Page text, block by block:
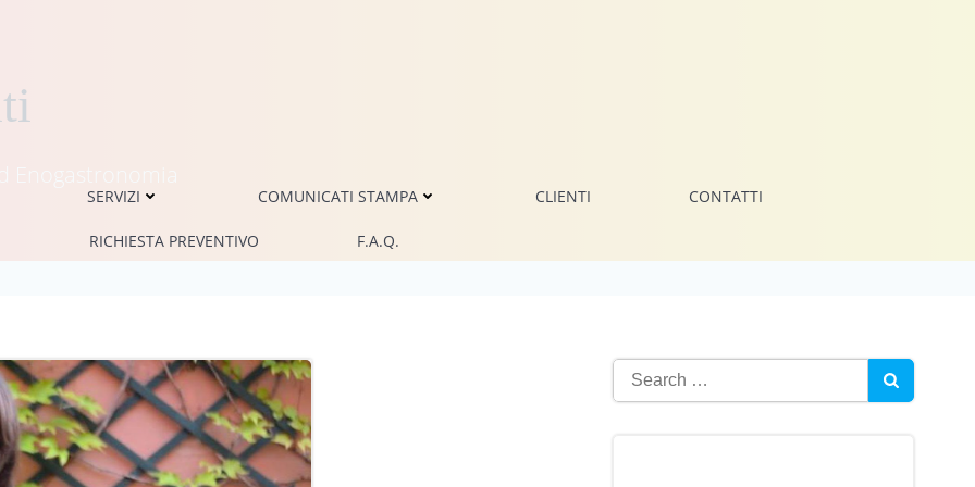
SERVIZI COMUNICATI STAMPA CLIENTI CONTATTI
RICHIESTA PREVENTIVO F.A.Q.
Search
for: